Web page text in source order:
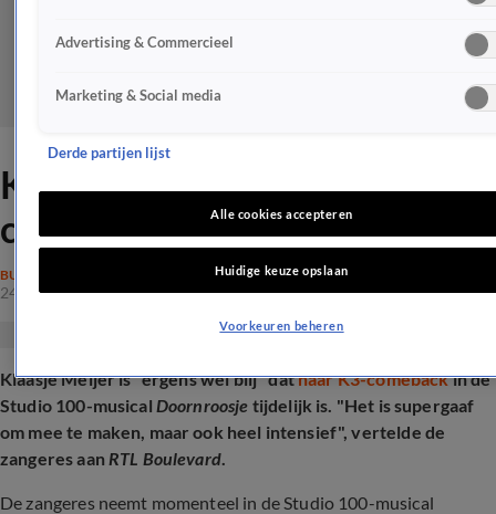
Klaasje Meijer blij dat K3-
comeback tijdelijk is
BUITENLAND
24 mei 2026, 16:31
Klaasje Meijer is "ergens wel blij" dathaar K3-comebackin de
Studio 100-musical Doornroosje tijdelijk is. "Het is supergaaf
om mee te maken, maar ook heel intensief", vertelde de
zangeres aan RTL Boulevard.
De zangeres neemt momenteel in de Studio 100-musical
Advertising & Commercieel
Marketing & Social media
Derde partijen lijst
Alle cookies accepteren
Huidige keuze opslaan
Voorkeuren beheren